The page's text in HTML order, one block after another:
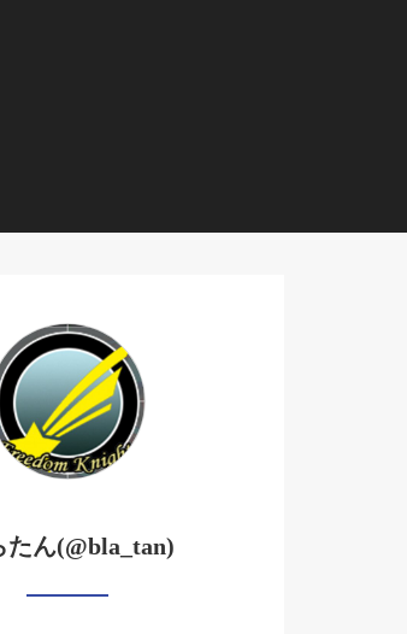
たん(@bla_tan)